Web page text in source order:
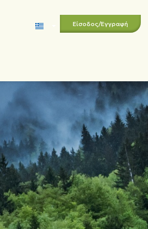
Είσοδος/Εγγραφή